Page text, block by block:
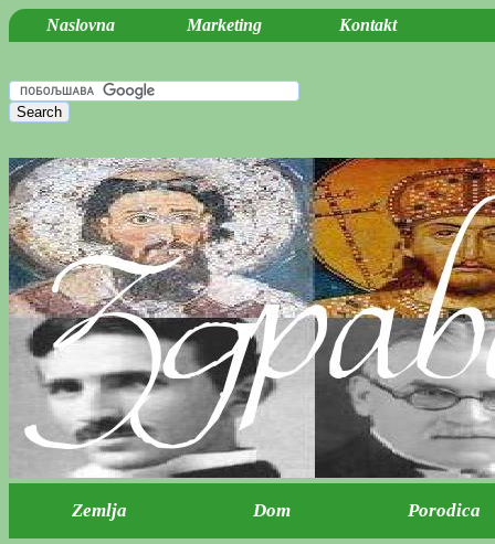
Naslovna Marketing Kontakt
Zemlja Dom Porodica